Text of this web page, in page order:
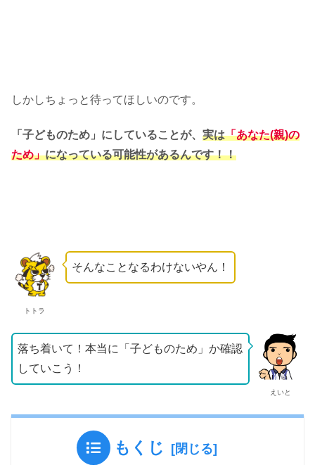
しかしちょっと待ってほしいのです。
「子どものため」にしていることが、 実は「あなた(親)の
ため」になっている可能性があるんです！！
トトラ
そんなことなるわけないやん！
えいと
落ち着いて！本当に「子どものため」か確認
していこう！
もくじ